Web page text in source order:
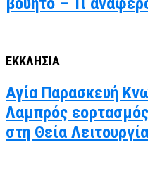
ΕΚΚΛΗΣΙΑ
Αγία Παρασκευή
Λαμπρός
στη Θεία Λειτουργία